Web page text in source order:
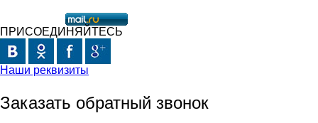
ПРИСОЕДИНЯЙТЕСЬ
Наши реквизиты
Заказать обратный звонок